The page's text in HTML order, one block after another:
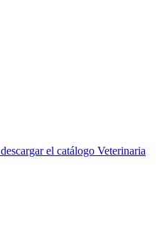
descargar el catálogo Veterinaria